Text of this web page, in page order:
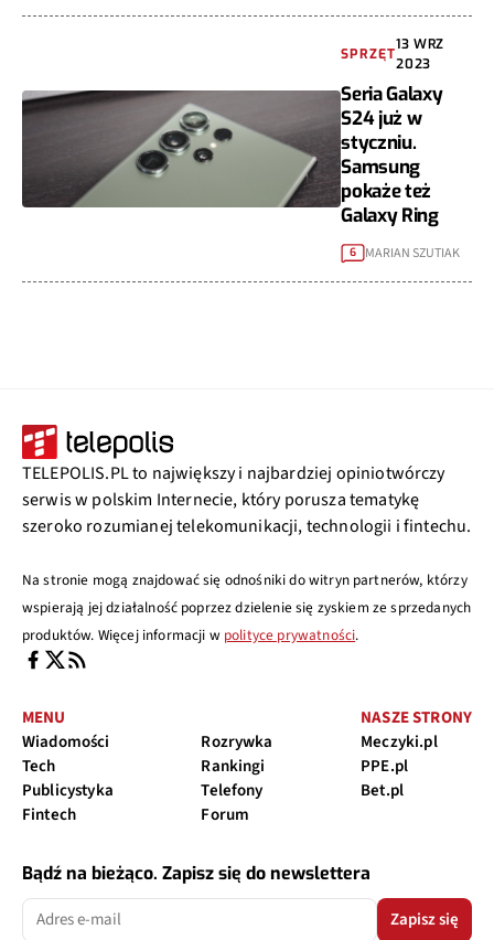
SPRZĘT
13 WRZ
2023
Seria Galaxy
S24 już w
styczniu.
Samsung
pokaże też
Galaxy Ring
6 MARIAN SZUTIAK
TELEPOLIS.PL to największy i najbardziej opiniotwórczy
serwis w polskim Internecie, który porusza tematykę
szeroko rozumianej telekomunikacji, technologii i fintechu.
Na stronie mogą znajdować się odnośniki do witryn partnerów, którzy
wspierają jej działalność poprzez dzielenie się zyskiem ze sprzedanych
produktów. Więcej informacji w polityce prywatności.
MENU
Wiadomości
Tech
Publicystyka
Fintech
Rozrywka
Rankingi
Telefony
Forum
NASZE STRONY
Meczyki.pl
PPE.pl
Bet.pl
Bądź na bieżąco. Zapisz się do newslettera
Zapisz się